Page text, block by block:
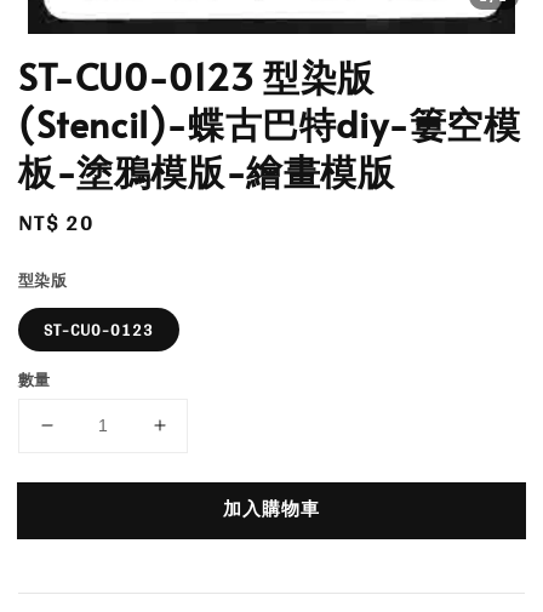
ST-CU0-0123 型染版
(Stencil)-蝶古巴特diy-簍空模
板-塗鴉模版-繪畫模版
Regular
NT$ 20
型染版
ST-CU0-0123
數量
加入購物車